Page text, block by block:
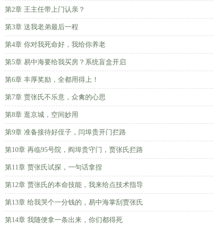
第2章 王主任带上门认亲？
第3章 送我老弟最后一程
第4章 你对我死命好，我给你养老
第5章 易中海要给我买房？系统盲盒开启
第6章 丰厚奖励，全都用得上！
第7章 贾张氏不乐意，众禽的心思
第8章 逛京城，空间妙用
第9章 准备接待好侄子，闫埠贵开门拦路
第10章 再临95号院，阎埠贵守门，贾张氏拦路
第11章 贾张氏试探，一句话拿捏
第12章 贾张氏的本命技能，我来给点技术指导
第13章 给我哭个一分钱的，易中海掌刮贾张氏
第14章 我随便拿一条出来，你们都得死